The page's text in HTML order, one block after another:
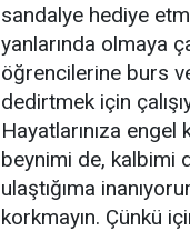
sandalye hediye
yanlarında olmaya
öğrencilerine burs
dedirtmek için
Hayatlarınıza engel
beynimi de, kalbimi
ulaştığıma
korkmayın. Çünkü